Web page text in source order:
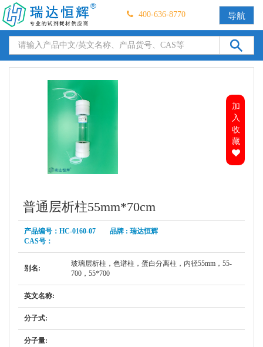
400-636-8770 导航
加
入
收
藏
普通层析柱55mm*70cm
产品编号：HC-0160-07 品牌 : 瑞达恒辉
CAS号：
别名:
玻璃层析柱，色谱柱，蛋白分离柱，内径55mm，55-
700，55*700
英文名称:
分子式:
分子量: